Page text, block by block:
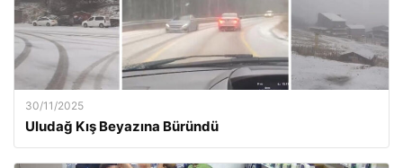
30/11/2025
Uludağ Kış Beyazına Büründü